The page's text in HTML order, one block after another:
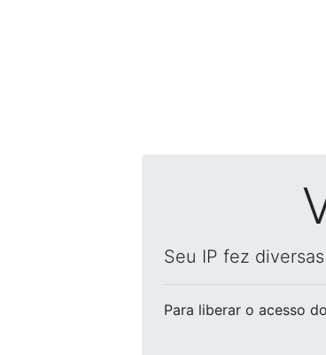
Seu IP fez
Para liberar o acesso